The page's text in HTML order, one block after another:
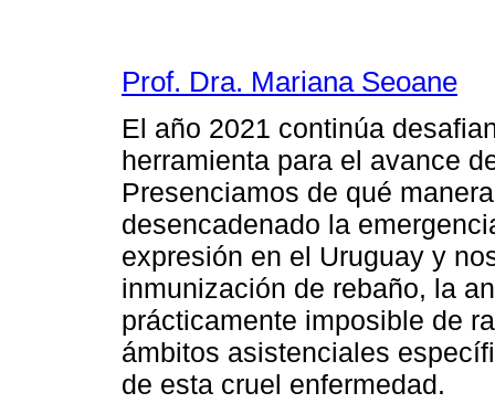
Prof. Dra. Mariana Seoane
El año 2021 continúa
herramienta para el avance
Presenciamos de qué
desencadenado la
expresión en el Uruguay y
inmunización de rebaño, la
prácticamente imposible de
ámbitos asistenciales
de esta cruel enfermedad.